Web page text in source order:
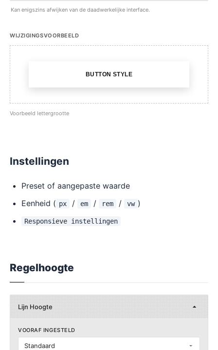
Kan enigszins afwijken van de daadwerkelijke interface.
WIJZIGINGSVOORBEELD
BUTTON STYLE
Voorbeeld lettergrootte
Instellingen
Preset of aangepaste waarde
Eenheid ( px / em / rem / vw )
Responsieve instellingen
Regelhoogte
Lijn Hoogte
VOORAF INGESTELD
Standaard